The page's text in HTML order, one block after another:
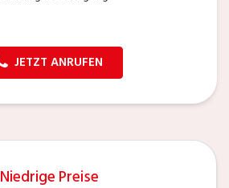
JETZT ANRUFEN
Niedrige Preise